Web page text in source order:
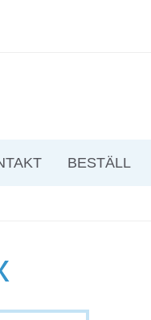
BESTÄLL